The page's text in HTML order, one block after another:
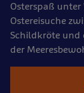
Osterspaß unter
Ostereisuche
Schildkröte und
der
🐰